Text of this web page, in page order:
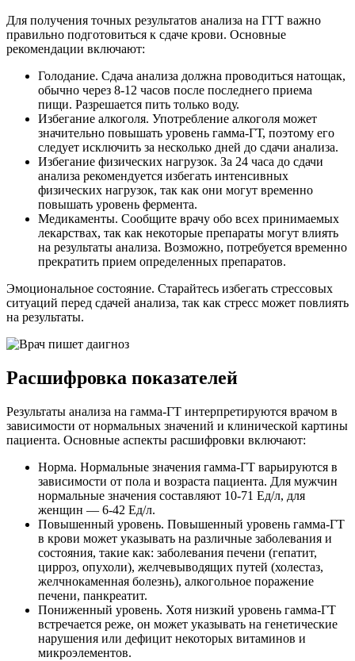
Для получения точных результатов анализа на ГГТ важно
правильно подготовиться к сдаче крови. Основные
рекомендации включают:
Голодание. Сдача анализа должна проводиться натощак,
обычно через 8-12 часов после последнего приема
пищи. Разрешается пить только воду.
Избегание алкоголя. Употребление алкоголя может
значительно повышать уровень гамма-ГТ, поэтому его
следует исключить за несколько дней до сдачи анализа.
Избегание физических нагрузок. За 24 часа до сдачи
анализа рекомендуется избегать интенсивных
физических нагрузок, так как они могут временно
повышать уровень фермента.
Медикаменты. Сообщите врачу обо всех принимаемых
лекарствах, так как некоторые препараты могут влиять
на результаты анализа. Возможно, потребуется временно
прекратить прием определенных препаратов.
Эмоциональное состояние. Старайтесь избегать стрессовых
ситуаций перед сдачей анализа, так как стресс может повлиять
на результаты.
Расшифровка показателей
Результаты анализа на гамма-ГТ интерпретируются врачом в
зависимости от нормальных значений и клинической картины
пациента. Основные аспекты расшифровки включают:
Норма. Нормальные значения гамма-ГТ варьируются в
зависимости от пола и возраста пациента. Для мужчин
нормальные значения составляют 10-71 Ед/л, для
женщин — 6-42 Ед/л.
Повышенный уровень. Повышенный уровень гамма-ГТ
в крови может указывать на различные заболевания и
состояния, такие как: заболевания печени (гепатит,
цирроз, опухоли), желчевыводящих путей (холестаз,
желчнокаменная болезнь), алкогольное поражение
печени, панкреатит.
Пониженный уровень. Хотя низкий уровень гамма-ГТ
встречается реже, он может указывать на генетические
нарушения или дефицит некоторых витаминов и
микроэлементов.